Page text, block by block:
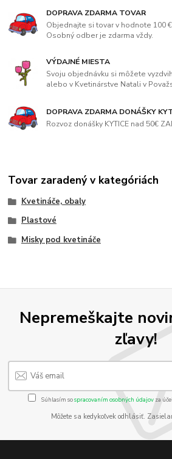
DOPRAVA ZDARMA TOVAR
Objednajte si tovar v hodnote 100
Osobný odber je zdarma vždy.
VÝDAJNÉ MIESTA
Svoju objednávku si môžete
alebo v Kvetinárstve Natali v
DOPRAVA ZDARMA DONÁŠKY
Rozvoz donášky KYTICE nad 50€
Tovar zaradený v kategóriách
Kvetináče, obaly
Plastové
Misky pod kvetináče
Nepremeškajte
zľavy!
Súhlasím sospracovaním osobných údajov za
Môžete sa kedykoľvek odhlásiť.